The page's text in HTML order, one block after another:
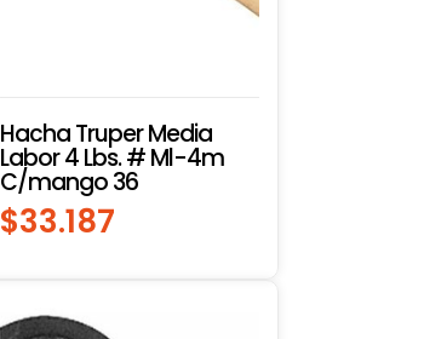
Hacha Truper Media
Labor 4 Lbs. # Ml-4m
C/mango 36
$33.187